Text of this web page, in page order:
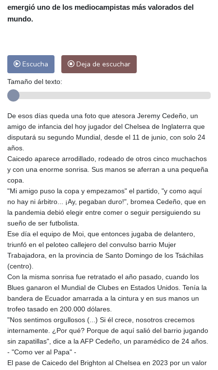
emergió uno de los mediocampistas más valorados del
mundo.
Escucha Deja de escuchar
Tamaño del texto:
De esos días queda una foto que atesora Jeremy Cedeño, un
amigo de infancia del hoy jugador del Chelsea de Inglaterra que
disputará su segundo Mundial, desde el 11 de junio, con solo 24
años.
Caicedo aparece arrodillado, rodeado de otros cinco muchachos
y con una enorme sonrisa. Sus manos se aferran a una pequeña
copa.
"Mi amigo puso la copa y empezamos" el partido, "y como aquí
no hay ni árbitro... ¡Ay, pegaban duro!", bromea Cedeño, que en
la pandemia debió elegir entre comer o seguir persiguiendo su
sueño de ser futbolista.
Ese día el equipo de Moi, que entonces jugaba de delantero,
triunfó en el peloteo callejero del convulso barrio Mujer
Trabajadora, en la provincia de Santo Domingo de los Tsáchilas
(centro).
Con la misma sonrisa fue retratado el año pasado, cuando los
Blues ganaron el Mundial de Clubes en Estados Unidos. Tenía la
bandera de Ecuador amarrada a la cintura y en sus manos un
trofeo tasado en 200.000 dólares.
"Nos sentimos orgullosos (...) Si él crece, nosotros crecemos
internamente. ¿Por qué? Porque de aquí salió del barrio jugando
sin zapatillas", dice a la AFP Cedeño, un paramédico de 24 años.
- "Como ver al Papa" -
El pase de Caicedo del Brighton al Chelsea en 2023 por un valor